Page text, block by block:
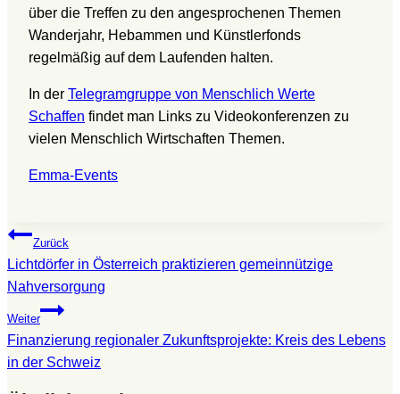
über die Treffen zu den angesprochenen Themen
Wanderjahr, Hebammen und Künstlerfonds
regelmäßig auf dem Laufenden halten.
In der Telegramgruppe von Menschlich Werte
Schaffen findet man Links zu Videokonferenzen zu
vielen Menschlich Wirtschaften Themen.
Emma-Events
Beitragsnavigation
Zurück
Lichtdörfer in Österreich praktizieren gemeinnützige
Nahversorgung
Weiter
Finanzierung regionaler Zukunftsprojekte: Kreis des Lebens
in der Schweiz